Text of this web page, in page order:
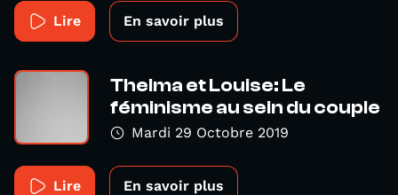
Lire En savoir plus
Thelma et Louise: Le
féminisme au sein du couple
Mardi 29 Octobre 2019
Lire En savoir plus